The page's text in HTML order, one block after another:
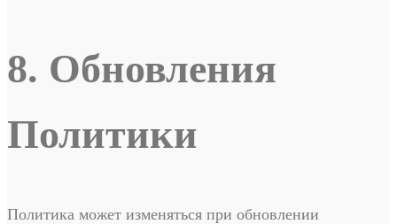
8. Обновления
Политики
Политика может изменяться при обновлении